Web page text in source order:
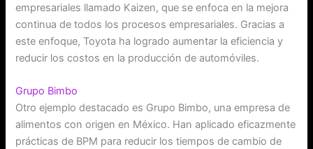
empresariales llamado Kaizen, que se enfoca en la mejora
continua de todos los procesos empresariales. Gracias a
este enfoque, Toyota ha logrado aumentar la eficiencia y
reducir los costos en la producción de automóviles.
Grupo Bimbo
Otro ejemplo destacado es Grupo Bimbo, una empresa de
alimentos con origen en México. Han aplicado eficazmente
prácticas de BPM para reducir los tiempos de cambio de